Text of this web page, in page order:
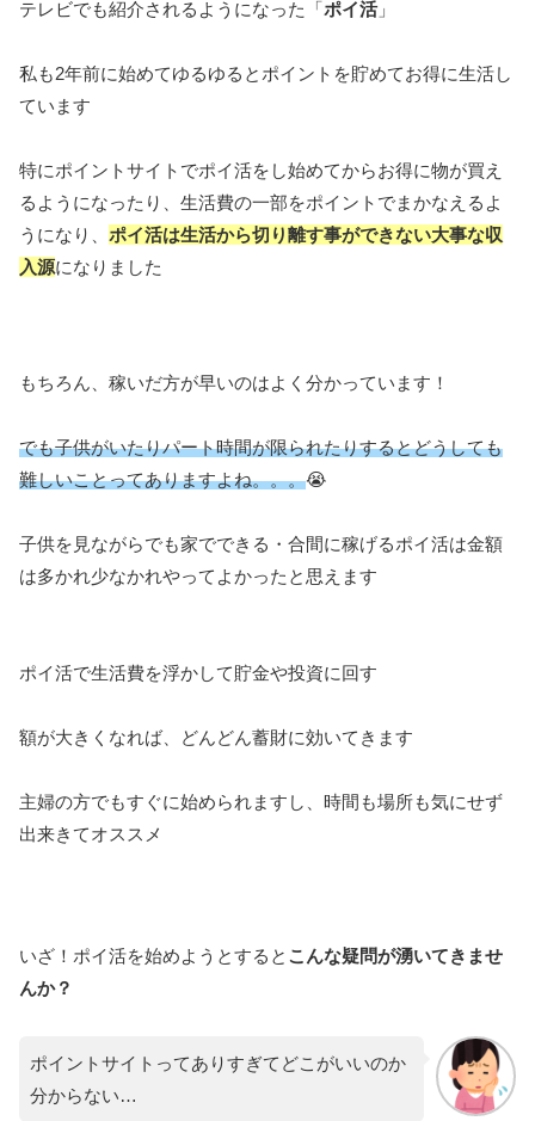
テレビでも紹介されるようになった「ポイ活」
私も2年前に始めてゆるゆるとポイントを貯めてお得に生活し
ています
特にポイントサイトでポイ活をし始めてからお得に物が買え
るようになったり、生活費の一部をポイントでまかなえるよ
うになり、 ポイ活は生活から切り離す事ができない大事な収
入源になりました
もちろん、稼いだ方が早いのはよく分かっています！
でも子供がいたりパート時間が限られたりするとどうしても
難しいことってありますよね。。。😭
子供を見ながらでも家でできる・合間に稼げるポイ活は金額
は多かれ少なかれやってよかったと思えます
ポイ活で生活費を浮かして貯金や投資に回す
額が大きくなれば、どんどん蓄財に効いてきます
主婦の方でもすぐに始められますし、時間も場所も気にせず
出来きてオススメ
いざ！ポイ活を始めようとすると こんな疑問が湧いてきませ
んか？
ポイントサイトってありすぎてどこがいいのか
分からない…